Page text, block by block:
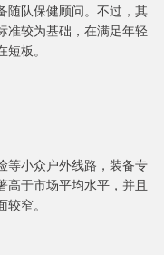
随队保健顾问。不过，其
准较为基础，在满足年轻
板。
等小众户外线路，装备专
高于市场平均水平，并且
窄。